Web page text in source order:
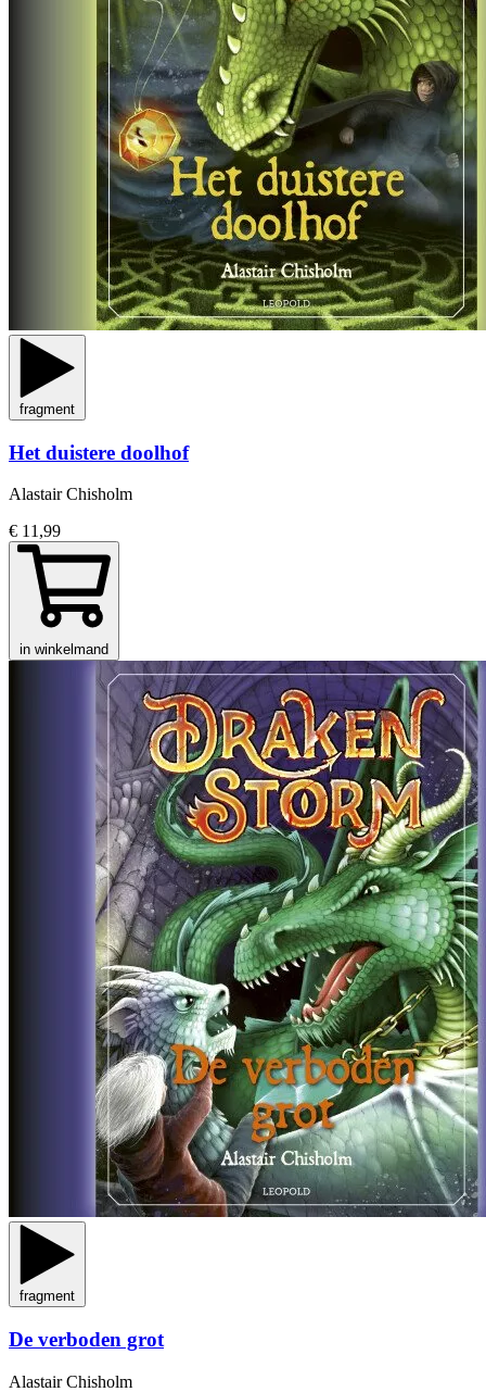
fragment
Het duistere doolhof
Alastair Chisholm
€ 11,99
in winkelmand
fragment
De verboden grot
Alastair Chisholm